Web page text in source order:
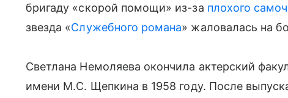
бригаду «скорой помощи» из-за плохого
звезда «Служебного романа» жаловалась на
Светлана Немоляева окончила актерский
имени М.С. Щепкина в 1958 году. После